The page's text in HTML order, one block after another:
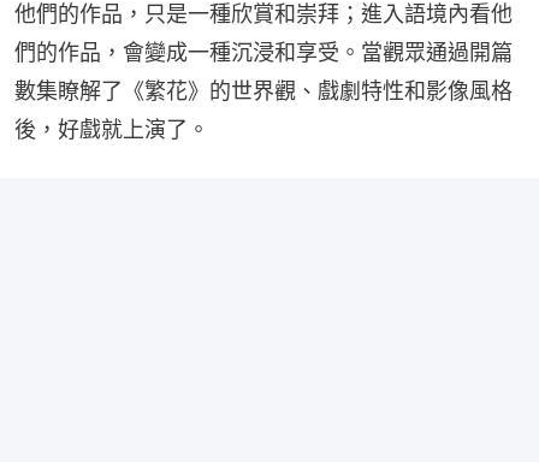
他們的作品，只是一種欣賞和崇拜；進入語境內看他
們的作品，會變成一種沉浸和享受。當觀眾通過開篇
數集瞭解了《繁花》的世界觀、戲劇特性和影像風格
後，好戲就上演了。